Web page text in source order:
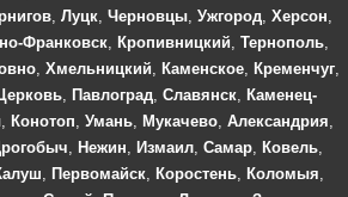
, Луцк, Черновцы, Ужгород, Херсон,
Франковск, Кропивницкий, Тернополь,
, Хмельницкий, Каменское, Кременчуг,
, Павлоград, Славянск, Каменец-
, Конотоп, Умань, Мукачево, Александрия,
, Нежин, Измаил, Самар, Ковель,
, Первомайск, Коростень, Коломыя,